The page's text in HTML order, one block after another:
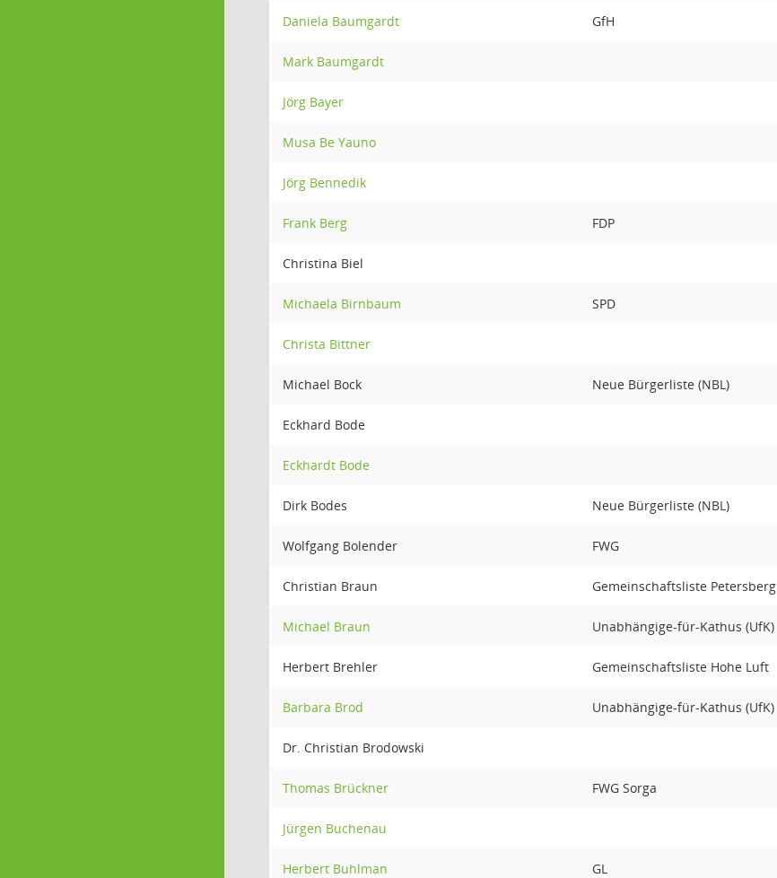
Daniela Baumgardt GfH
Mark Baumgardt
Jörg Bayer
Musa Be Yauno
Jörg Bennedik
Frank Berg FDP
Christina Biel
Michaela Birnbaum SPD
Christa Bittner
Michael Bock Neue Bürgerliste (NBL)
Eckhard Bode
Eckhardt Bode
Dirk Bodes Neue Bürgerliste (NBL)
Wolfgang Bolender FWG
Christian Braun Gemeinschaftsliste Petersberg
Michael Braun Unabhängige-für-Kathus (UfK)
Herbert Brehler Gemeinschaftsliste Hohe Luft
Barbara Brod Unabhängige-für-Kathus (UfK)
Dr. Christian Brodowski
Thomas Brückner FWG Sorga
Jürgen Buchenau
Herbert Buhlman GL